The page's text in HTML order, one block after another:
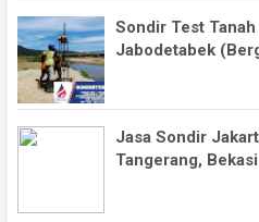
Sondir Test
Jabodetabek
Jasa Sondir
Tangerang,